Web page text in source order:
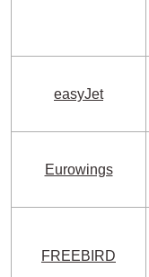
easyJet
Eurowings
FREEBIRD